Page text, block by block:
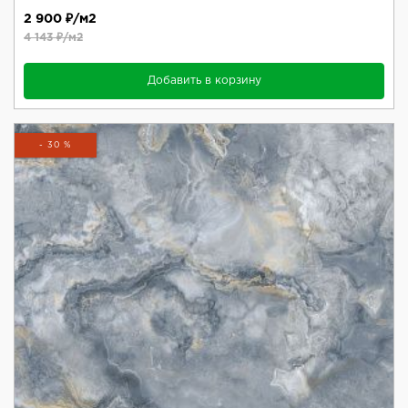
2 900 ₽/м2
4 143 ₽/м2
Добавить в корзину
- 30 %